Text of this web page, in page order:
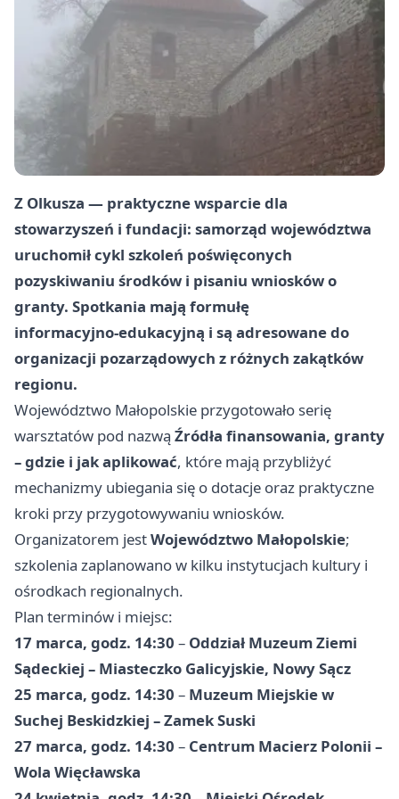
Z Olkusza — praktyczne wsparcie dla
stowarzyszeń i fundacji: samorząd województwa
uruchomił cykl szkoleń poświęconych
pozyskiwaniu środków i pisaniu wniosków o
granty. Spotkania mają formułę
informacyjno‑edukacyjną i są adresowane do
organizacji pozarządowych z różnych zakątków
regionu.
Województwo Małopolskie przygotowało serię
warsztatów pod nazwą Źródła finansowania, granty
– gdzie i jak aplikować, które mają przybliżyć
mechanizmy ubiegania się o dotacje oraz praktyczne
kroki przy przygotowywaniu wniosków.
Organizatorem jestWojewództwo Małopolskie;
szkolenia zaplanowano w kilku instytucjach kultury i
ośrodkach regionalnych.
Plan terminów i miejsc:
17 marca, godz. 14:30 – Oddział Muzeum Ziemi
Sądeckiej – Miasteczko Galicyjskie, Nowy Sącz
25 marca, godz. 14:30 – Muzeum Miejskie w
Suchej Beskidzkiej – Zamek Suski
27 marca, godz. 14:30 – Centrum Macierz Polonii –
Wola Więcławska